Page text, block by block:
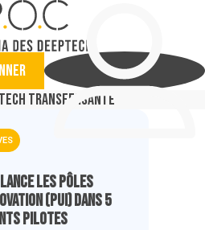
Tech TransferSanté
les Pôles
(PUI) dans 5
pilotes